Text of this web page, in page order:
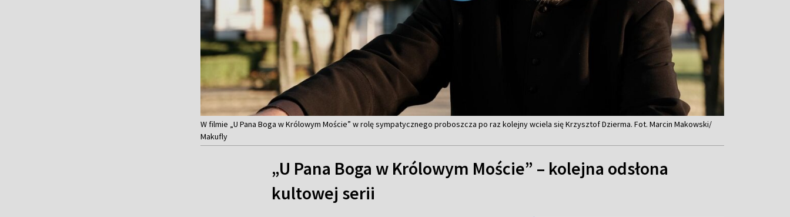
W filmie „U Pana Boga w Królowym Moście” w rolę sympatycznego proboszcza po raz kolejny wciela się Krzysztof Dzierma. Fot. Marcin Makowski/
Makufly
„U Pana Boga w Królowym Moście” – kolejna odsłona
kultowej serii